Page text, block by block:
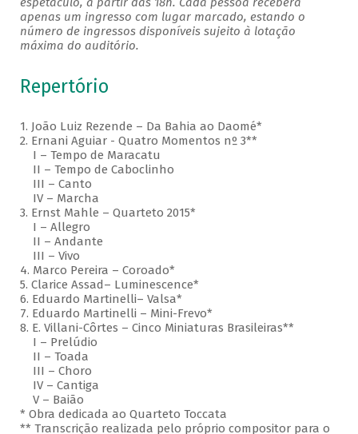
apenas um ingresso com lugar marcado, estando o
número de ingressos disponíveis sujeito à lotação
máxima do auditório.
Repertório
1. João Luiz Rezende – Da Bahia ao Daomé*
2. Ernani Aguiar - Quatro Momentos nº 3**
I – Tempo de Maracatu
II – Tempo de Caboclinho
III – Canto
IV – Marcha
3. Ernst Mahle – Quarteto 2015*
I – Allegro
II – Andante
III – Vivo
4. Marco Pereira – Coroado*
5. Clarice Assad– Luminescence*
6. Eduardo Martinelli– Valsa*
7. Eduardo Martinelli – Mini-Frevo*
8. E. Villani-Côrtes – Cinco Miniaturas Brasileiras**
I – Prelúdio
II – Toada
III – Choro
IV – Cantiga
V – Baião
* Obra dedicada ao Quarteto Toccata
** Transcrição realizada pelo próprio compositor para o